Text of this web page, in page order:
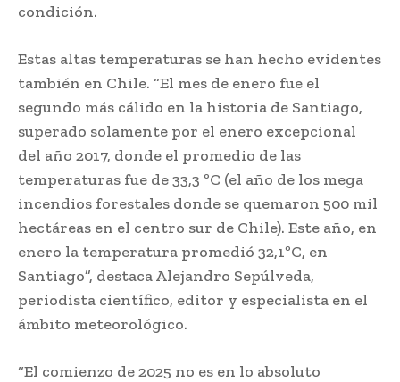
condición.
Estas altas temperaturas se han hecho evidentes
también en Chile. “El mes de enero fue el
segundo más cálido en la historia de Santiago,
superado solamente por el enero excepcional
del año 2017, donde el promedio de las
temperaturas fue de 33,3 ºC (el año de los mega
incendios forestales donde se quemaron 500 mil
hectáreas en el centro sur de Chile). Este año, en
enero la temperatura promedió 32,1ºC, en
Santiago”, destaca Alejandro Sepúlveda,
periodista científico, editor y especialista en el
ámbito meteorológico.
“El comienzo de 2025 no es en lo absoluto